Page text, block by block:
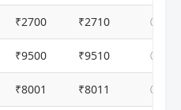
₹2700 ₹2710 ⓘ
₹9500 ₹9510 ⓘ
₹8001 ₹8011 ⓘ